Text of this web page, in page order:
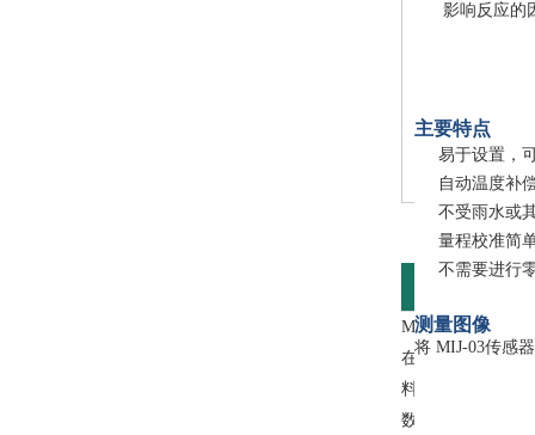
影响反应的
主要特点
易于设置，
自动温度补
不受雨水或
量程校准简
不需要进行
测量图像
将 MIJ-03传感
MIJ-03土壤氧气
在垂直方向上以
料制成，可在大
数据采集器。广